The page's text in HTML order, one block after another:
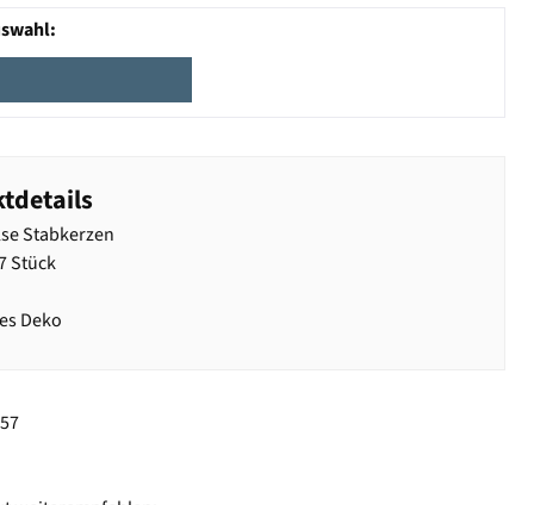
Stabkerzen
Stück
Deko